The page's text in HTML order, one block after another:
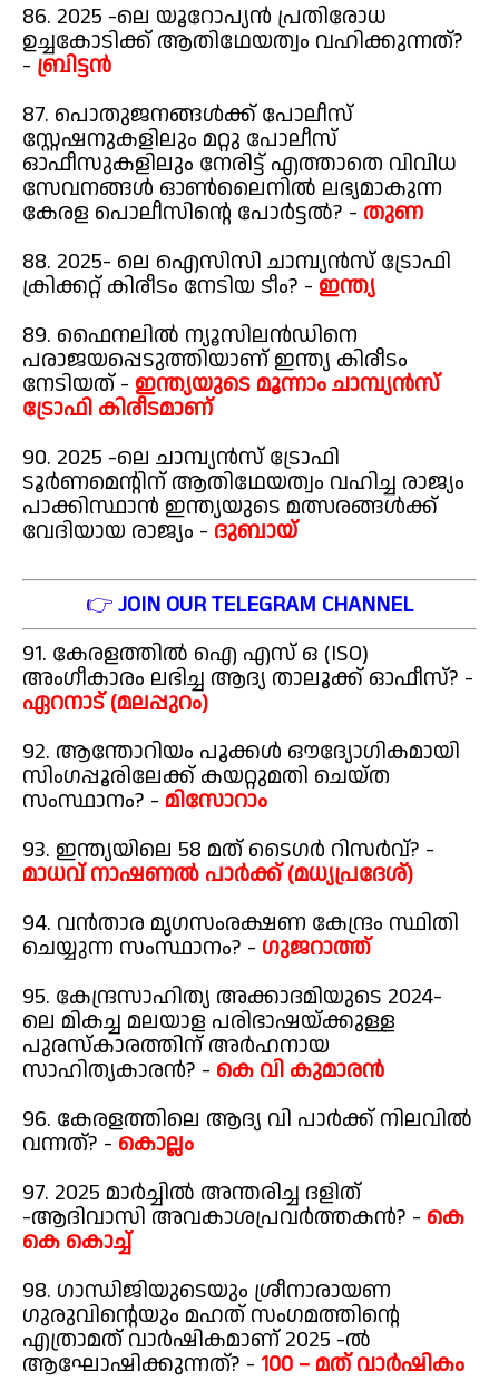
86. 2025 -ലെ യൂറോപ്യൻ പ്രതിരോധ
ഉച്ചകോടിക്ക് ആതിഥേയത്വം വഹിക്കുന്നത്?
- ബ്രിട്ടൻ
87. പൊതുജനങ്ങൾക്ക് പോലീസ്
സ്റ്റേഷനുകളിലും മറ്റു പോലീസ്
ഓഫീസുകളിലും നേരിട്ട് എത്താതെ വിവിധ
സേവനങ്ങൾ ഓൺലൈനിൽ ലഭ്യമാകുന്ന
കേരള പൊലീസിന്റെ പോർട്ടൽ? - തുണ
88. 2025- ലെ ഐസിസി ചാമ്പ്യൻസ് ട്രോഫി
ക്രിക്കറ്റ് കിരീടം നേടിയ ടീം? - ഇന്ത്യ
89. ഫൈനലിൽ ന്യൂസിലൻഡിനെ
പരാജയപ്പെടുത്തിയാണ് ഇന്ത്യ കിരീടം
നേടിയത് - ഇന്ത്യയുടെ മൂന്നാം ചാമ്പ്യൻസ്
ട്രോഫി കിരീടമാണ്
90. 2025 -ലെ ചാമ്പ്യൻസ് ട്രോഫി
ടൂർണമെന്റിന് ആതിഥേയത്വം വഹിച്ച രാജ്യം
പാക്കിസ്ഥാൻ ഇന്ത്യയുടെ മത്സരങ്ങൾക്ക്
വേദിയായ രാജ്യം - ദുബായ്
👉JOIN OUR TELEGRAM CHANNEL
91. കേരളത്തിൽ ഐ എസ് ഒ (ISO)
അംഗീകാരം ലഭിച്ച ആദ്യ താലൂക്ക് ഓഫീസ്? -
ഏറനാട് (മലപ്പുറം)
92. ആന്തോറിയം പൂക്കൾ ഔദ്യോഗികമായി
സിംഗപ്പൂരിലേക്ക് കയറ്റുമതി ചെയ്ത
സംസ്ഥാനം? - മിസോറാം
93. ഇന്ത്യയിലെ 58 മത് ടൈഗർ റിസർവ്? -
മാധവ് നാഷണൽ പാർക്ക് (മധ്യപ്രദേശ്)
94. വൻതാര മൃഗസംരക്ഷണ കേന്ദ്രം സ്ഥിതി
ചെയ്യുന്ന സംസ്ഥാനം? - ഗുജറാത്ത്
95. കേന്ദ്രസാഹിത്യ അക്കാദമിയുടെ 2024-
ലെ മികച്ച മലയാള പരിഭാഷയ്ക്കുള്ള
പുരസ്കാരത്തിന് അർഹനായ
സാഹിത്യകാരൻ? - കെ വി കുമാരൻ
96. കേരളത്തിലെ ആദ്യ വി പാർക്ക് നിലവിൽ
വന്നത്? - കൊല്ലം
97. 2025 മാർച്ചിൽ അന്തരിച്ച ദളിത്
-ആദിവാസി അവകാശപ്രവർത്തകൻ? - കെ
കെ കൊച്ച്
98. ഗാന്ധിജിയുടെയും ശ്രീനാരായണ
ഗുരുവിന്റെയും മഹത് സംഗമത്തിന്റെ
എത്രാമത് വാർഷികമാണ് 2025 -ൽ
ആഘോഷിക്കുന്നത്? - 100 – മത് വാർഷികം